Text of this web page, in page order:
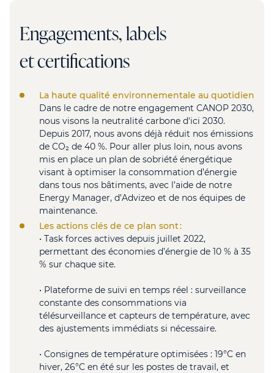
Engagements, labels
et certifications
La haute qualité environnementale au quotidien
Dans le cadre de notre engagement CANOP 2030,
nous visons la neutralité carbone d'ici 2030.
Depuis 2017, nous avons déjà réduit nos émissions
de CO₂ de 40 %. Pour aller plus loin, nous avons
mis en place un plan de sobriété énergétique
visant à optimiser la consommation d’énergie
dans tous nos bâtiments, avec l’aide de notre
Energy Manager, d’Advizeo et de nos équipes de
maintenance.
Les actions clés de ce plan sont :
• Task forces actives depuis juillet 2022,
permettant des économies d’énergie de 10 % à 35
% sur chaque site.
• Plateforme de suivi en temps réel : surveillance
constante des consommations via
télésurveillance et capteurs de température, avec
des ajustements immédiats si nécessaire.
• Consignes de température optimisées : 19°C en
hiver, 26°C en été sur les postes de travail, et